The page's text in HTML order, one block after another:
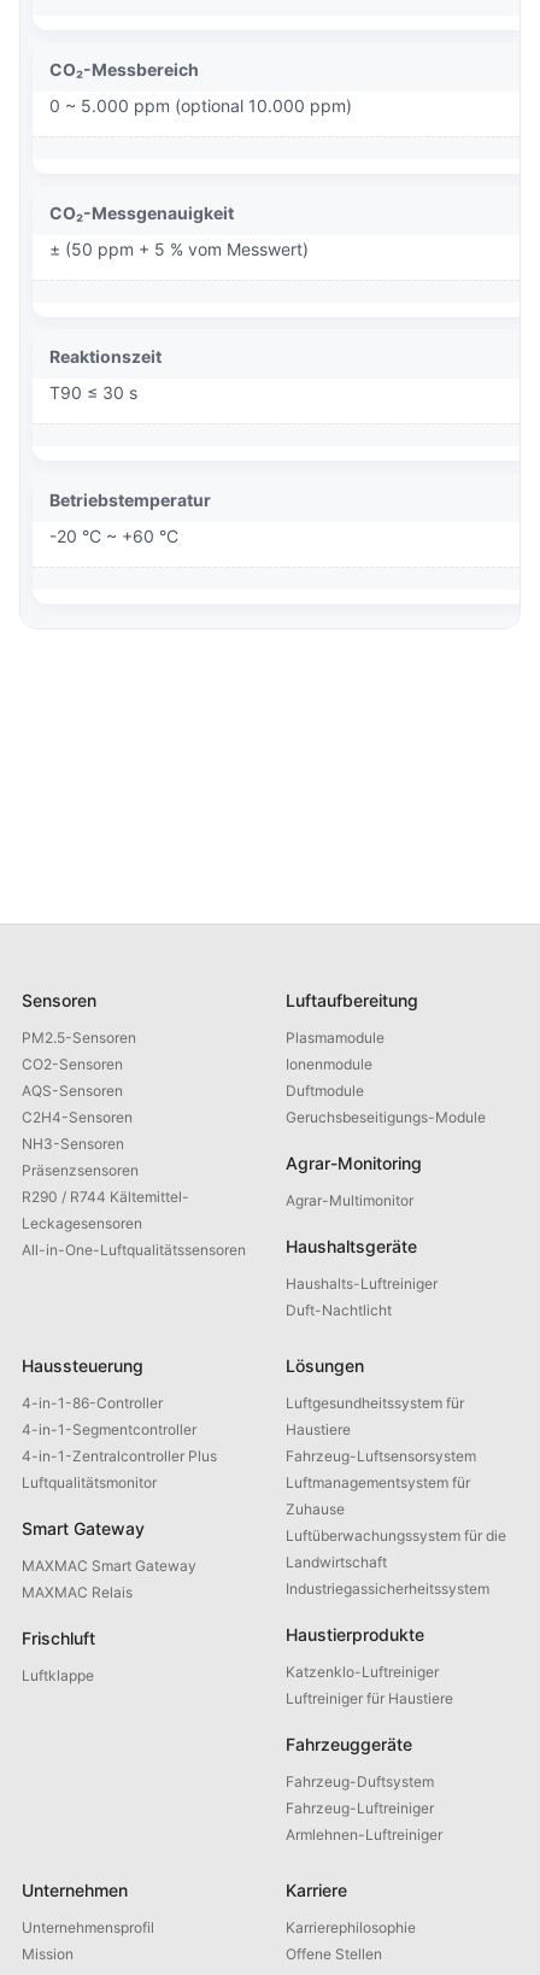
CO₂-Messbereich
0 ~ 5.000 ppm (optional 10.000 ppm)
CO₂-Messgenauigkeit
± (50 ppm + 5 % vom Messwert)
Reaktionszeit
T90 ≤ 30 s
Betriebstemperatur
-20 °C ~ +60 °C
Sensoren
PM2.5-Sensoren
CO2-Sensoren
AQS-Sensoren
C2H4-Sensoren
NH3-Sensoren
Präsenzsensoren
R290 / R744 Kältemittel-
Leckagesensoren
All-in-One-Luftqualitätssensoren
Luftaufbereitung
Plasmamodule
Ionenmodule
Duftmodule
Geruchsbeseitigungs-Module
Agrar-Monitoring
Agrar-Multimonitor
Haushaltsgeräte
Haushalts-Luftreiniger
Duft-Nachtlicht
Haussteuerung
4-in-1-86-Controller
4-in-1-Segmentcontroller
4-in-1-Zentralcontroller Plus
Luftqualitätsmonitor
Smart Gateway
MAXMAC Smart Gateway
MAXMAC Relais
Frischluft
Luftklappe
Lösungen
Luftgesundheitssystem für
Haustiere
Fahrzeug-Luftsensorsystem
Luftmanagementsystem für
Zuhause
Luftüberwachungssystem für die
Landwirtschaft
Industriegassicherheitssystem
Haustierprodukte
Katzenklo-Luftreiniger
Luftreiniger für Haustiere
Fahrzeuggeräte
Fahrzeug-Duftsystem
Fahrzeug-Luftreiniger
Armlehnen-Luftreiniger
Unternehmen
Unternehmensprofil
Mission
Karriere
Karrierephilosophie
Offene Stellen